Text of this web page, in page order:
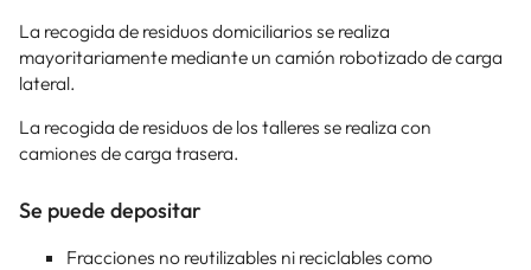
La recogida de residuos domiciliarios se realiza
mayoritariamente mediante un camión robotizado de carga
lateral.
La recogida de residuos de los talleres se realiza con
camiones de carga trasera.
Se puede depositar
Fracciones no reutilizables ni reciclables como